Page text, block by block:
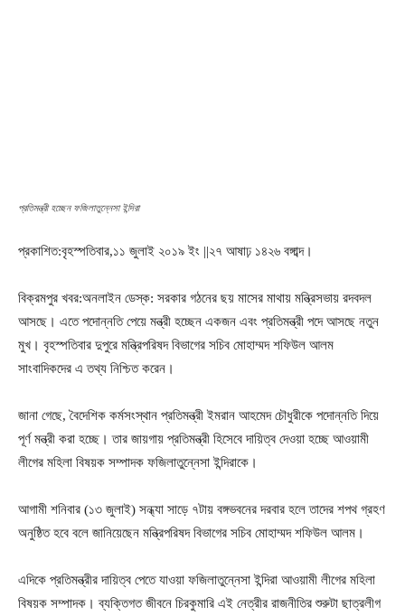
প্রতিমন্ত্রী হচ্ছেন ফজিলাতুন্নেসা ইন্দিরা
প্রকাশিত:বৃহস্পতিবার,১১ জুলাই ২০১৯ ইং ||২৭ আষাঢ় ১৪২৬ বঙ্গাব্দ।
বিক্রমপুর খবর:অনলাইন ডেস্ক: সরকার গঠনের ছয় মাসের মাথায় মন্ত্রিসভায় রদবদল
আসছে। এতে পদোন্নতি পেয়ে মন্ত্রী হচ্ছেন একজন এবং প্রতিমন্ত্রী পদে আসছে নতুন
মুখ। বৃহস্পতিবার দুপুরে মন্ত্রিপরিষদ বিভাগের সচিব মোহাম্মদ শফিউল আলম
সাংবাদিকদের এ তথ্য নিশ্চিত করেন।
জানা গেছে, বৈদেশিক কর্মসংস্থান প্রতিমন্ত্রী ইমরান আহমেদ চৌধুরীকে পদোন্নতি দিয়ে
পূর্ণ মন্ত্রী করা হচ্ছে। তার জায়গায় প্রতিমন্ত্রী হিসেবে দায়িত্ব দেওয়া হচ্ছে আওয়ামী
লীগের মহিলা বিষয়ক সম্পাদক ফজিলাতুন্নেসা ইন্দিরাকে।
আগামী শনিবার (১৩ জুলাই) সন্ধ্যা সাড়ে ৭টায় বঙ্গভবনের দরবার হলে তাদের শপথ গ্রহণ
অনুষ্ঠিত হবে বলে জানিয়েছেন মন্ত্রিপরিষদ বিভাগের সচিব মোহাম্মদ শফিউল আলম।
এদিকে প্রতিমন্ত্রীর দায়িত্ব পেতে যাওয়া ফজিলাতুন্নেসা ইন্দিরা আওয়ামী লীগের মহিলা
বিষয়ক সম্পাদক। ব্যক্তিগত জীবনে চিরকুমারি এই নেত্রীর রাজনীতির শুরুটা ছাত্রলীগ